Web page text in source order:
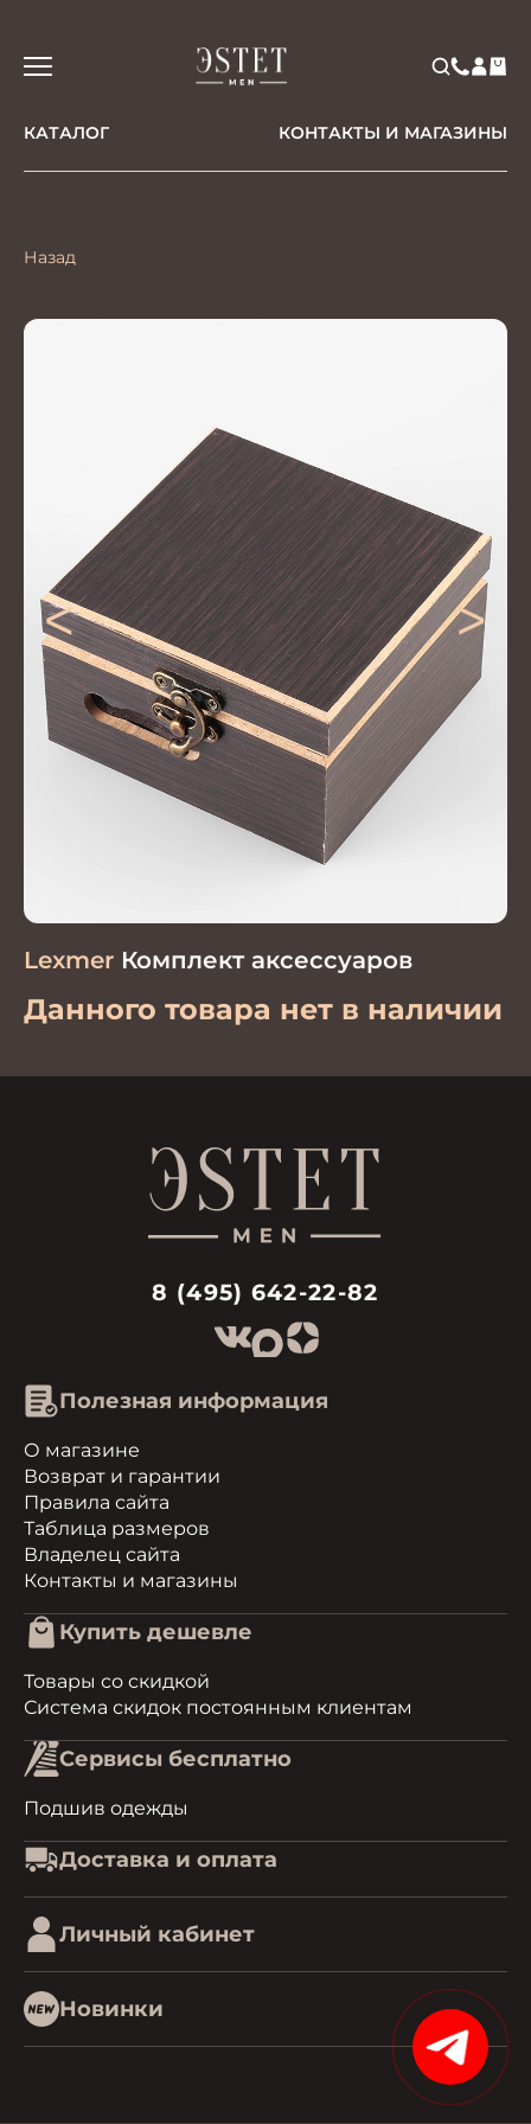
КАТАЛОГ КОНТАКТЫ И МАГАЗИНЫ
Назад
< >
Lexmer Комплект аксессуаров
Данного товара нет в наличии
8 (495) 642-22-82
Полезная информация
О магазине
Возврат и гарантии
Правила сайта
Таблица размеров
Владелец сайта
Контакты и магазины
Купить дешевле
Товары со скидкой
Система скидок постоянным клиентам
Сервисы бесплатно
Подшив одежды
Доставка и оплата
Личный кабинет
Новинки
15%